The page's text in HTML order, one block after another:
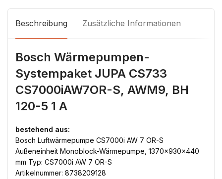
Beschreibung Zusätzliche Informationen
Bosch Wärmepumpen-
Systempaket JUPA CS733
CS7000iAW7OR-S, AWM9, BH
120-5 1 A
bestehend aus:
Bosch Luftwärmepumpe CS7000i AW 7 OR-S
Außeneinheit Monoblock-Wärmepumpe, 1370x930x440
mm Typ: CS7000i AW 7 OR-S
Artikelnummer: 8738209128